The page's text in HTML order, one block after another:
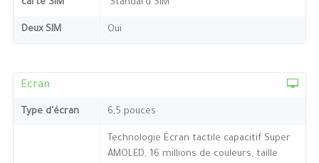
carte SIM `Standard SIM
Deux SIM Oui
Ecran
Type d'écran 6,5 pouces
Technologie Écran tactile capacitif Super
AMOLED, 16 millions de couleurs, taille